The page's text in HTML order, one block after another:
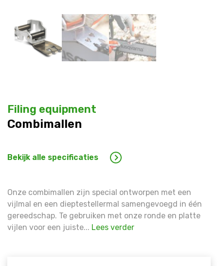
Filing equipment
Combimallen
Bekijk alle specificaties
Onze combimallen zijn special ontworpen met een
vijlmal en een dieptestellermal samengevoegd in één
gereedschap. Te gebruiken met onze ronde en platte
vijlen voor een juiste... Lees verder